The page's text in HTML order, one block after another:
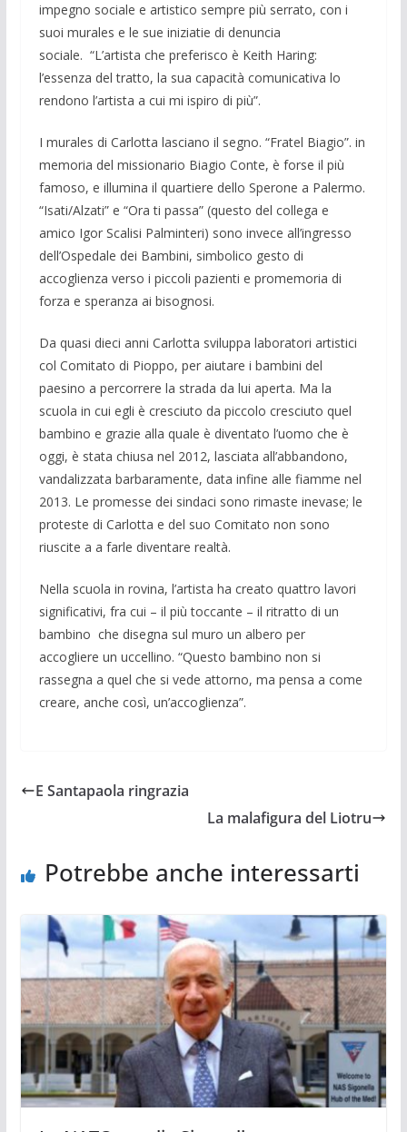
impegno sociale e artistico sempre più serrato, con i
suoi murales e le sue iniziatie di denuncia
sociale. “L’artista che preferisco è Keith Haring:
l’essenza del tratto, la sua capacità comunicativa lo
rendono l’artista a cui mi ispiro di più”.
I murales di Carlotta lasciano il segno. “Fratel Biagio”. in
memoria del missionario Biagio Conte, è forse il più
famoso, e illumina il quartiere dello Sperone a Palermo.
“Isati/Alzati” e “Ora ti passa” (questo del collega e
amico Igor Scalisi Palminteri) sono invece all’ingresso
dell’Ospedale dei Bambini, simbolico gesto di
accoglienza verso i piccoli pazienti e promemoria di
forza e speranza ai bisognosi.
Da quasi dieci anni Carlotta sviluppa laboratori artistici
col Comitato di Pioppo, per aiutare i bambini del
paesino a percorrere la strada da lui aperta. Ma la
scuola in cui egli è cresciuto da piccolo cresciuto quel
bambino e grazie alla quale è diventato l’uomo che è
oggi, è stata chiusa nel 2012, lasciata all’abbandono,
vandalizzata barbaramente, data infine alle fiamme nel
2013. Le promesse dei sindaci sono rimaste inevase; le
proteste di Carlotta e del suo Comitato non sono
riuscite a a farle diventare realtà.
Nella scuola in rovina, l’artista ha creato quattro lavori
significativi, fra cui – il più toccante – il ritratto di un
bambino che disegna sul muro un albero per
accogliere un uccellino. “Questo bambino non si
rassegna a quel che si vede attorno, ma pensa a come
creare, anche così, un’accoglienza”.
E Santapaola ringrazia
La malafigura del Liotru
Potrebbe anche interessarti